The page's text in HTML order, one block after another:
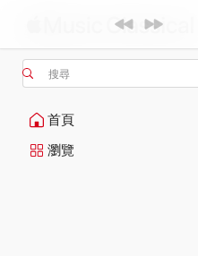
搜尋
首頁
瀏覽